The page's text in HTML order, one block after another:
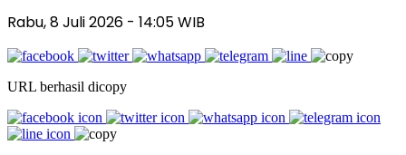
Rabu, 8 Juli 2026 - 14:05 WIB
URL berhasil dicopy